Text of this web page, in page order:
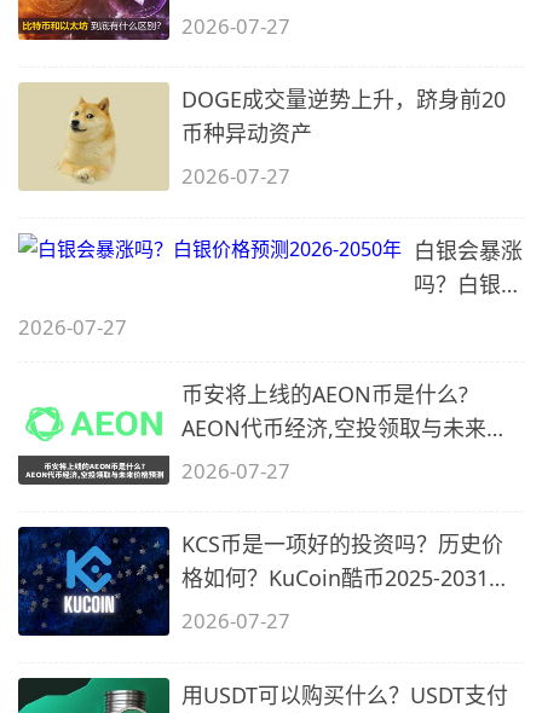
阱
2026-07-27
DOGE成交量逆势上升，跻身前20
币种异动资产
2026-07-27
白银会暴涨
吗？白银价
年
2026-07-27
币安将上线的AEON币是什么?
AEON代币经济,空投领取与未来价
格预测
2026-07-27
KCS币是一项好的投资吗？历史价
格如何？KuCoin酷币2025-2031年
价格预测
2026-07-27
用USDT可以购买什么？USDT支付